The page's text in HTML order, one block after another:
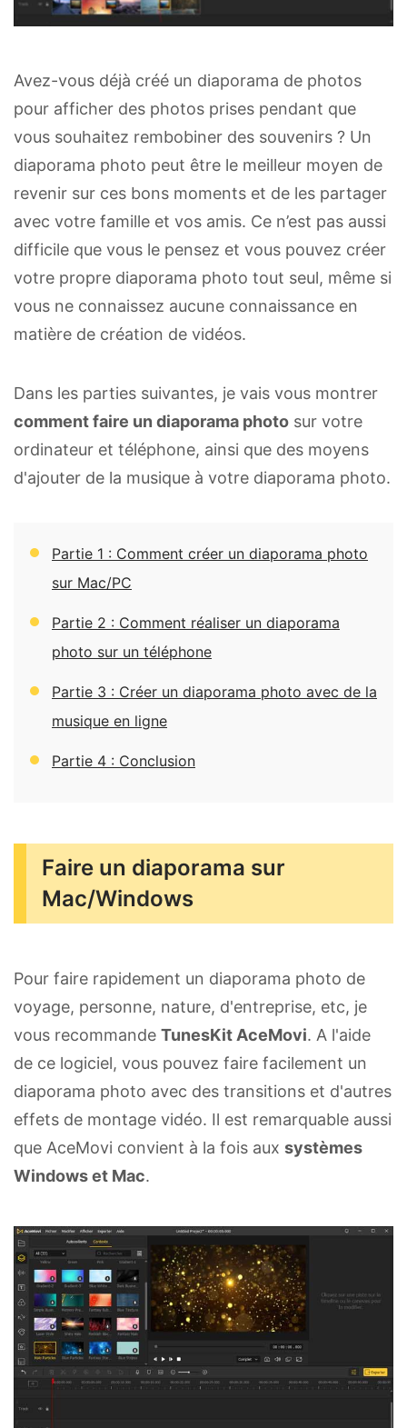
Avez-vous déjà créé un diaporama de photos
pour afficher des photos prises pendant que
vous souhaitez rembobiner des souvenirs ? Un
diaporama photo peut être le meilleur moyen de
revenir sur ces bons moments et de les partager
avec votre famille et vos amis. Ce n’est pas aussi
difficile que vous le pensez et vous pouvez créer
votre propre diaporama photo tout seul, même si
vous ne connaissez aucune connaissance en
matière de création de vidéos.
Dans les parties suivantes, je vais vous montrer
comment faire un diaporama photo sur votre
ordinateur et téléphone, ainsi que des moyens
d'ajouter de la musique à votre diaporama photo.
Partie 1 : Comment créer un diaporama photo
sur Mac/PC
Partie 2 : Comment réaliser un diaporama
photo sur un téléphone
Partie 3 : Créer un diaporama photo avec de la
musique en ligne
Partie 4 : Conclusion
Faire un diaporama sur
Mac/Windows
Pour faire rapidement un diaporama photo de
voyage, personne, nature, d'entreprise, etc, je
vous recommande TunesKit AceMovi. A l'aide
de ce logiciel, vous pouvez faire facilement un
diaporama photo avec des transitions et d'autres
effets de montage vidéo. Il est remarquable aussi
que AceMovi convient à la fois aux systèmes
Windows et Mac.